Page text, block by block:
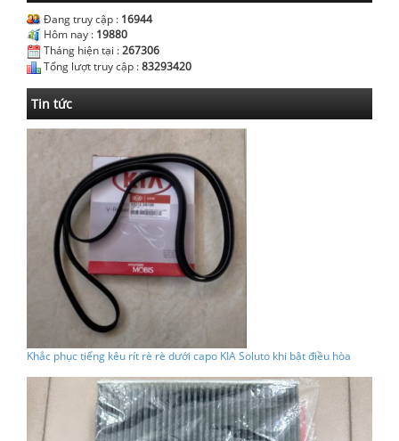
Đang truy cập : 16944
Hôm nay : 19880
Tháng hiện tại :267306
Tổng lượt truy cập :83293420
Tin tức
Khắc phục tiếng kêu rít rè rè dưới capo KIA Soluto khi bật điều hòa